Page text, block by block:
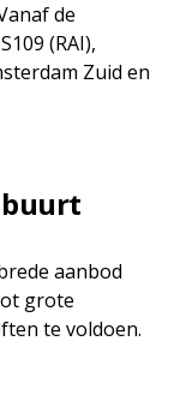
de
(RAI),
Zuid en
buurt
aanbod
grote
te voldoen.